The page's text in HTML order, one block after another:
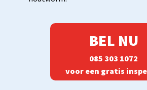
BEL NU
085 303 1072
voor een gratis